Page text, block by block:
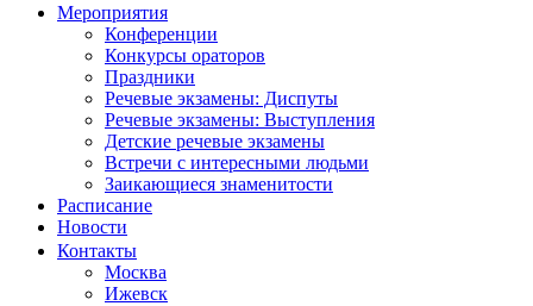
Мероприятия
Конференции
Конкурсы ораторов
Праздники
Речевые экзамены: Диспуты
Речевые экзамены: Выступления
Детские речевые экзамены
Встречи с интересными людьми
Заикающиеся знаменитости
Расписание
Новости
Контакты
Москва
Ижевск